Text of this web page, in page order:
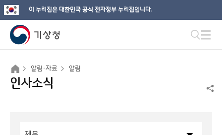
이 누리집은 대한민국 공식 전자정부 누리집입니다.
알림·자료 알림
인사소식